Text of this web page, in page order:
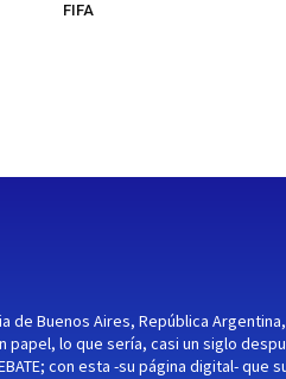
FIFA
de Buenos Aires, República
papel, lo que sería, casi un siglo
con esta -su página digital- que